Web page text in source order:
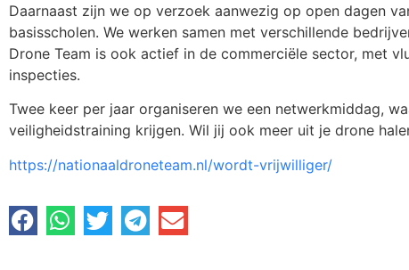
Daarnaast zijn we op verzoek aanwezig op open dagen
basisscholen. We werken samen met verschillende
Drone Team is ook actief in de commerciële sector, met
inspecties.
Twee keer per jaar organiseren we een netwerkmiddag,
veiligheidstraining krijgen. Wil jij ook meer uit je drone
https://nationaaldroneteam.nl/wordt-vrijwilliger/